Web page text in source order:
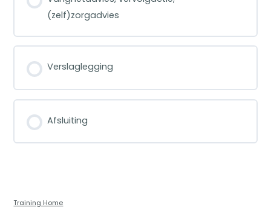
(zelf)zorgadvies
Verslaglegging
Afsluiting
Training Home